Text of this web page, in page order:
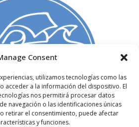
Consent
utilizamos tecnologías como las
acceder a la información del dispositivo. El
nos permitirá procesar datos
navegación o las identificaciones únicas
retirar el consentimiento, puede afectar
y funciones.